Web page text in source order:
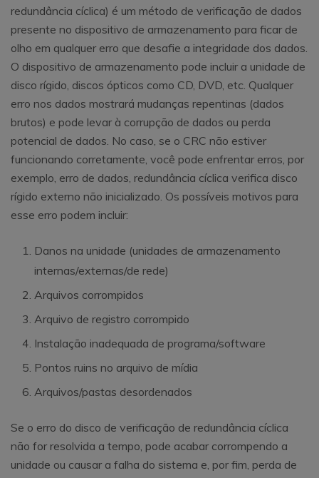
redundância cíclica) é um método de verificação de dados
presente no dispositivo de armazenamento para ficar de
olho em qualquer erro que desafie a integridade dos dados.
O dispositivo de armazenamento pode incluir a unidade de
disco rígido, discos ópticos como CD, DVD, etc. Qualquer
erro nos dados mostrará mudanças repentinas (dados
brutos) e pode levar à corrupção de dados ou perda
potencial de dados. No caso, se o CRC não estiver
funcionando corretamente, você pode enfrentar erros, por
exemplo, erro de dados, redundância cíclica verifica disco
rígido externo não inicializado. Os possíveis motivos para
esse erro podem incluir:
Danos na unidade (unidades de armazenamento
internas/externas/de rede)
Arquivos corrompidos
Arquivo de registro corrompido
Instalação inadequada de programa/software
Pontos ruins no arquivo de mídia
Arquivos/pastas desordenados
Se o erro do disco de verificação de redundância cíclica
não for resolvida a tempo, pode acabar corrompendo a
unidade ou causar a falha do sistema e, por fim, perda de